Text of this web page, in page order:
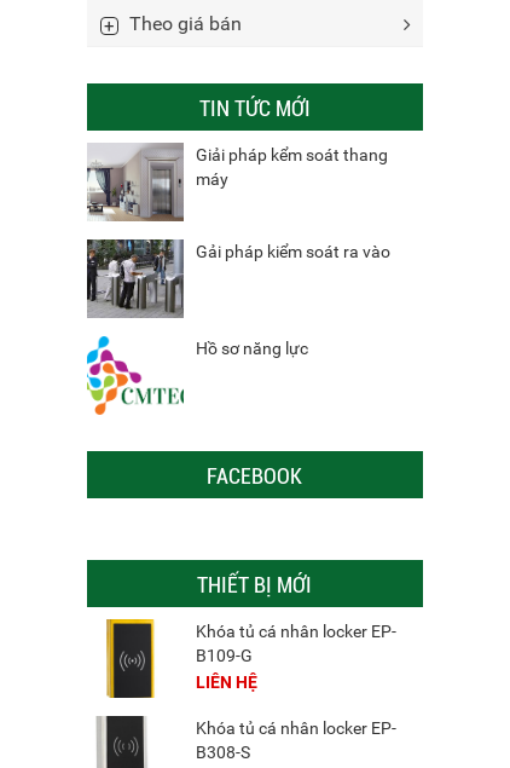
Theo giá bán
TIN TỨC MỚI
Giải pháp kểm soát thang
máy
Gải pháp kiểm soát ra vào
Hồ sơ năng lực
FACEBOOK
THIẾT BỊ MỚI
Khóa tủ cá nhân locker EP-
B109-G
LIÊN HỆ
Khóa tủ cá nhân locker EP-
B308-S